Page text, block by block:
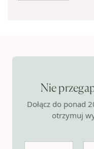
Nie
Dołącz do ponad
otrzymuj